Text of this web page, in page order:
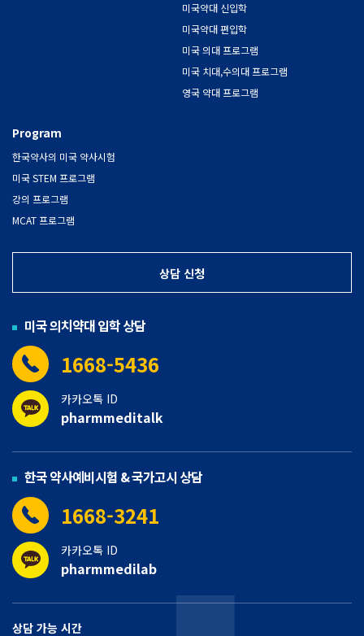
미국약대 신입학
미국약대 편입학
미국 의대 프로그램
미국 치대,수의대 프로그램
영국 약대 프로그램
Program
한국약사의 미국 약사시험
미국 STEM 프로그램
강의 프로그램
MCAT 프로그램
상담 신청
미국 의치약대 입학 상담
1668-5436
카카오톡 ID
pharmmeditalk
한국 약사예비시험 & 국가고시 상담
1668-3241
카카오톡 ID
pharmmedilab
상담 가능 시간